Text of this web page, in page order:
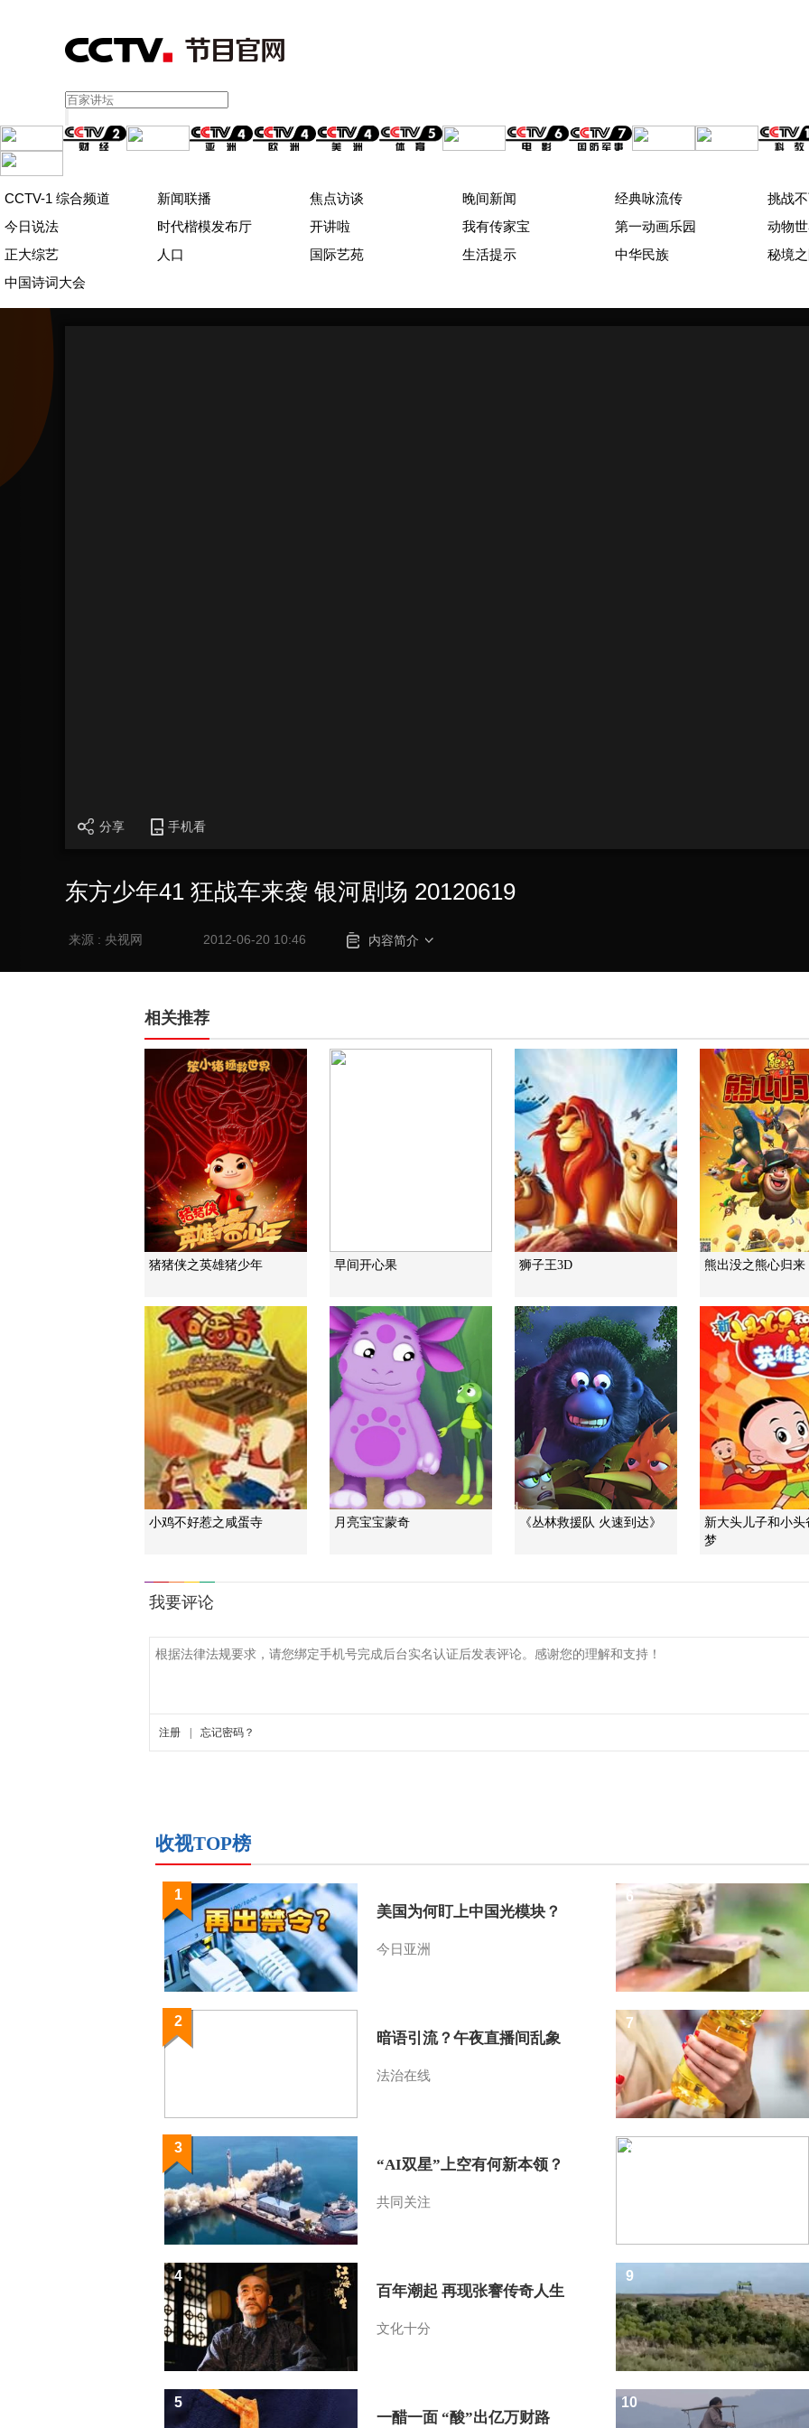
CCTV-1 综合频道 新闻联播 焦点访谈 晚间新闻 经典咏流传
挑战
今日说法
时代楷模发布厅 开讲啦 我有传家宝 第一动画乐园
动物
正大综艺
人口 国际艺苑 生活提示 中华民族
秘境
中国诗词大会
分享 手机看
东方少年41 狂战车来袭 银河剧场 20120619
来源 : 央视网 2012-06-20 10:46 内容简介
相关推荐
猪猪侠之英雄猪少年 早间开心果 狮子王3D 熊出没之熊心归来
小鸡不好惹之咸蛋寺 月亮宝宝蒙奇 《丛林救援队 火速到达》
新大头儿子和小头
梦
收视TOP榜
美国为何盯上中国光模块？
今日亚洲
1
暗语引流？午夜直播间乱象
法治在线
2
“AI双星”上空有何新本领？
共同关注
3
百年潮起 再现张謇传奇人生
文化十分
4
一醋一面 “酸”出亿万财路
5
6
7
8
9
10